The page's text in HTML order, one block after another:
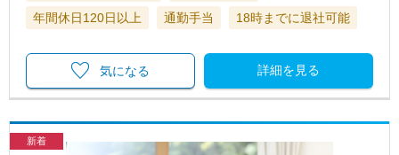
年間休日120日以上
通勤手当 18時までに退社可能
詳細を見る
気になる
新着